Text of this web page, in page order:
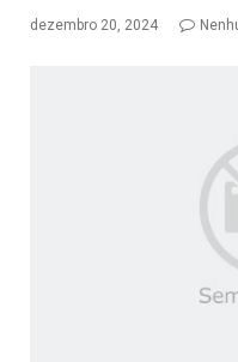
dezembro 20, 2024